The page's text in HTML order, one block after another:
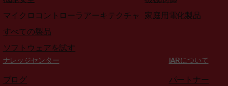
マイクロコントローラアーキテクチャ
すべての製品
ソフトウェアを試す
家庭用電化製品
ナレッジセンター
ブログ
IARについて
パートナー